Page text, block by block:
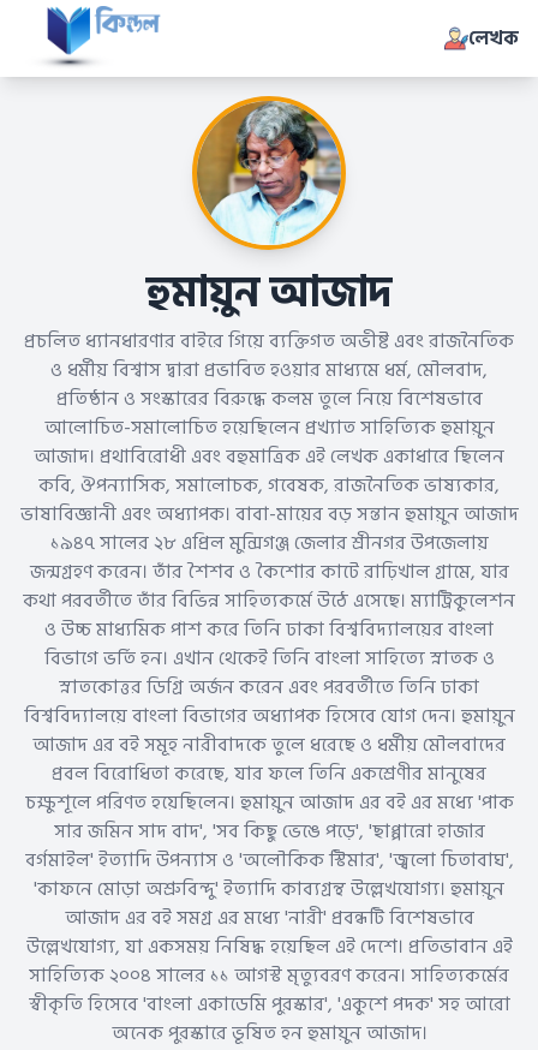
লেখক
হুমায়ুন আজাদ
প্রচলিত ধ্যানধারণার বাইরে গিয়ে ব্যক্তিগত অভীষ্ট এবং রাজনৈতিক
ও ধর্মীয় বিশ্বাস দ্বারা প্রভাবিত হওয়ার মাধ্যমে ধর্ম, মৌলবাদ,
প্রতিষ্ঠান ও সংস্কারের বিরুদ্ধে কলম তুলে নিয়ে বিশেষভাবে
আলোচিত-সমালোচিত হয়েছিলেন প্রখ্যাত সাহিত্যিক হুমায়ুন
আজাদ। প্রথাবিরোধী এবং বহুমাত্রিক এই লেখক একাধারে ছিলেন
কবি, ঔপন্যাসিক, সমালোচক, গবেষক, রাজনৈতিক ভাষ্যকার,
ভাষাবিজ্ঞানী এবং অধ্যাপক। বাবা-মায়ের বড় সন্তান হুমায়ুন আজাদ
১৯৪৭ সালের ২৮ এপ্রিল মুন্সিগঞ্জ জেলার শ্রীনগর উপজেলায়
জন্মগ্রহণ করেন। তাঁর শৈশব ও কৈশোর কাটে রাঢ়িখাল গ্রামে, যার
কথা পরবর্তীতে তাঁর বিভিন্ন সাহিত্যকর্মে উঠে এসেছে। ম্যাট্রিকুলেশন
ও উচ্চ মাধ্যমিক পাশ করে তিনি ঢাকা বিশ্ববিদ্যালয়ের বাংলা
বিভাগে ভর্তি হন। এখান থেকেই তিনি বাংলা সাহিত্যে স্নাতক ও
স্নাতকোত্তর ডিগ্রি অর্জন করেন এবং পরবর্তীতে তিনি ঢাকা
বিশ্ববিদ্যালয়ে বাংলা বিভাগের অধ্যাপক হিসেবে যোগ দেন। হুমায়ুন
আজাদ এর বই সমূহ নারীবাদকে তুলে ধরেছে ও ধর্মীয় মৌলবাদের
প্রবল বিরোধিতা করেছে, যার ফলে তিনি একশ্রেণীর মানুষের
চক্ষুশূলে পরিণত হয়েছিলেন। হুমায়ুন আজাদ এর বই এর মধ্যে 'পাক
সার জমিন সাদ বাদ', 'সব কিছু ভেঙে পড়ে', 'ছাপ্পান্নো হাজার
বর্গমাইল' ইত্যাদি উপন্যাস ও 'অলৌকিক স্টিমার', 'জ্বলো চিতাবাঘ',
'কাফনে মোড়া অশ্রুবিন্দু' ইত্যাদি কাব্যগ্রন্থ উল্লেখযোগ্য। হুমায়ুন
আজাদ এর বই সমগ্র এর মধ্যে 'নারী' প্রবন্ধটি বিশেষভাবে
উল্লেখযোগ্য, যা একসময় নিষিদ্ধ হয়েছিল এই দেশে। প্রতিভাবান এই
সাহিত্যিক ২০০৪ সালের ১১ আগস্ট মৃত্যুবরণ করেন। সাহিত্যকর্মের
স্বীকৃতি হিসেবে 'বাংলা একাডেমি পুরস্কার', 'একুশে পদক' সহ আরো
অনেক পুরস্কারে ভূষিত হন হুমায়ুন আজাদ।